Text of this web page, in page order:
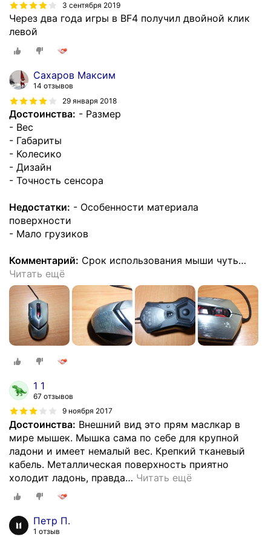
3 сентября 2019
Через два года игры в BF4 получил двойной клик
левой
Сахаров Максим
14 отзывов
29 января 2018
Достоинства: - Размер
- Вес
- Габариты
- Колесико
- Дизайн
- Точность сенсора
Недостатки: - Особенности материала
поверхности
- Мало грузиков
Комментарий: Срок использования мыши чуть…
Читать ещё
1 1
67 отзывов
9 ноября 2017
Достоинства: Внешний вид это прям маслкар в
мире мышек. Мышка сама по себе для крупной
ладони и имеет немалый вес. Крепкий тканевый
кабель. Металлическая поверхность приятно
холодит ладонь, правда… Читать ещё
Петр П.
1 отзыв